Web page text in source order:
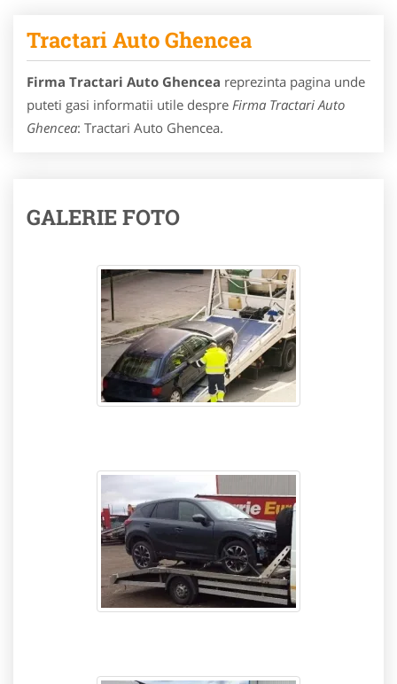
Tractari Auto Ghencea
Firma Tractari Auto Ghencea reprezinta pagina unde
puteti gasi informatii utile despre Firma Tractari Auto
Ghencea: Tractari Auto Ghencea.
GALERIE FOTO